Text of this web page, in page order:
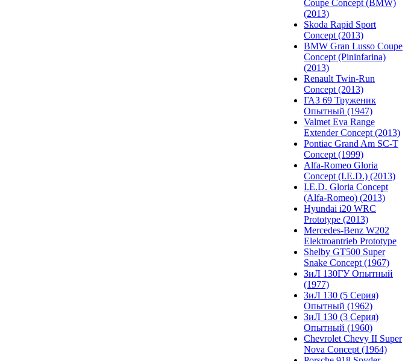
Coupe Concept (BMW)
(2013)
Skoda Rapid Sport
Concept (2013)
BMW Gran Lusso Coupe
Concept (Pininfarina)
(2013)
Renault Twin-Run
Concept (2013)
ГАЗ 69 Труженик
Опытный (1947)
Valmet Eva Range
Extender Concept (2013)
Pontiac Grand Am SC-T
Concept (1999)
Alfa-Romeo Gloria
Concept (I.E.D.) (2013)
I.E.D. Gloria Concept
(Alfa-Romeo) (2013)
Hyundai i20 WRC
Prototype (2013)
Mercedes-Benz W202
Elektroantrieb Prototype
Shelby GT500 Super
Snake Concept (1967)
ЗиЛ 130ГУ Опытный
(1977)
ЗиЛ 130 (5 Серия)
Опытный (1962)
ЗиЛ 130 (3 Серия)
Опытный (1960)
Chevrolet Chevy II Super
Nova Concept (1964)